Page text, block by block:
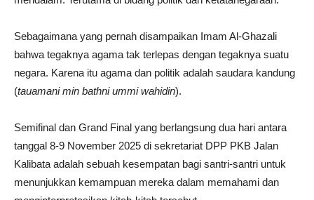
Sebagaimana yang pernah disampaikan Imam Al-Ghazali
bahwa tegaknya agama tak terlepas dengan tegaknya suatu
negara. Karena itu agama dan politik adalah saudara kandung
(tauamani min bathni ummi wahidin).
Semifinal dan Grand Final yang berlangsung dua hari antara
tanggal 8-9 November 2025 di sekretariat DPP PKB Jalan
Kalibata adalah sebuah kesempatan bagi santri-santri untuk
menunjukkan kemampuan mereka dalam memahami dan